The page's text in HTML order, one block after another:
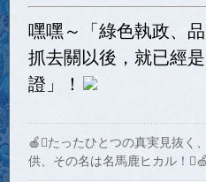
嘿嘿～「綠色執政、
抓去關以後，就已經
證」！
🍎たったひとつの真実見抜く
供、その名は名馬鹿ヒカル！🍏